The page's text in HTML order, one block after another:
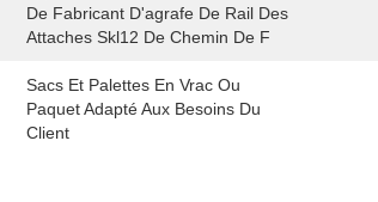
De Fabricant D'agrafe De Rail Des
Attaches Skl12 De Chemin De F
Sacs Et Palettes En Vrac Ou
Paquet Adapté Aux Besoins Du
Client